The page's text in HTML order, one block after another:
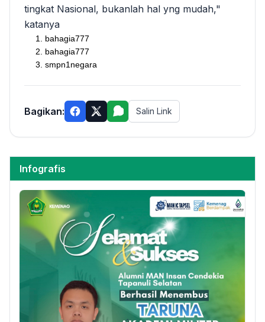
tingkat Nasional, bukanlah hal yng mudah,"
katanya
bahagia777
bahagia777
smpn1negara
Bagikan: Salin Link
Infografis